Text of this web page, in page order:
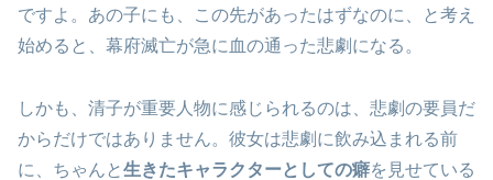
ですよ。あの子にも、この先があったはずなのに、と考え
始めると、幕府滅亡が急に血の通った悲劇になる。
しかも、清子が重要人物に感じられるのは、悲劇の要員だ
からだけではありません。彼女は悲劇に飲み込まれる前
に、ちゃんと生きたキャラクターとしての癖を見せている